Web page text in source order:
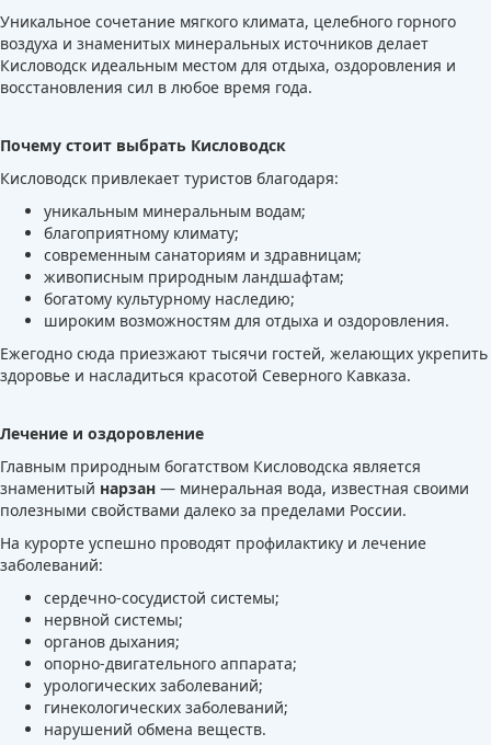
Уникальное сочетание мягкого климата, целебного горного
воздуха и знаменитых минеральных источников делает
Кисловодск идеальным местом для отдыха, оздоровления и
восстановления сил в любое время года.
Почему стоит выбрать Кисловодск
Кисловодск привлекает туристов благодаря:
уникальным минеральным водам;
благоприятному климату;
современным санаториям и здравницам;
живописным природным ландшафтам;
богатому культурному наследию;
широким возможностям для отдыха и оздоровления.
Ежегодно сюда приезжают тысячи гостей, желающих укрепить
здоровье и насладиться красотой Северного Кавказа.
Лечение и оздоровление
Главным природным богатством Кисловодска является
знаменитый нарзан — минеральная вода, известная своими
полезными свойствами далеко за пределами России.
На курорте успешно проводят профилактику и лечение
заболеваний:
сердечно-сосудистой системы;
нервной системы;
органов дыхания;
опорно-двигательного аппарата;
урологических заболеваний;
гинекологических заболеваний;
нарушений обмена веществ.